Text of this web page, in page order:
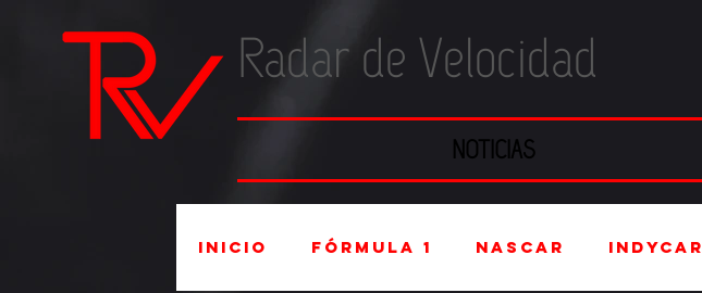
Radar de Velocidad
NOTICIAS
Inicio Fórmula 1 NASCAR IndyCar